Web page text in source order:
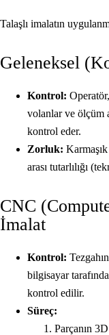
Talaşlı imalatın
Geleneksel
Kontrol:
volanlar ve ölçüm
kontrol eder.
Zorluk:
arası tutarlılığı
CNC
İmalat
Kontrol:
bilgisayar
kontrol edilir.
Süreç:
Parçanın